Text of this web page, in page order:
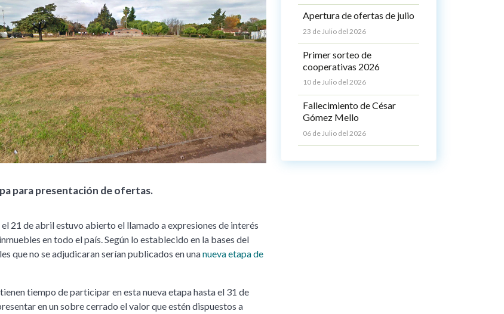
para presentación de ofertas.
el 21 de abril estuvo abierto el llamado a expresiones de interés
en todo el país. Según lo establecido en la bases del
que no se adjudicaran serían publicados en unanueva etapa de
tiempo de participar en esta nueva etapa hasta el 31 de
en un sobre cerrado el valor que estén dispuestos a
Apertura de ofertas de julio
23 de Julio del 2026
Primer sorteo de
cooperativas 2026
10 de Julio del 2026
Fallecimiento de César
Gómez Mello
06 de Julio del 2026